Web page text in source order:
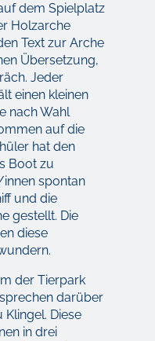
dem Spielplatz
Holzarche
Text zur Arche
Übersetzung,
Jeder
einen kleinen
nach Wahl
auf die
hat den
Boot zu
spontan
und die
gestellt. Die
diese
der Tierpark
darüber
Diese
in drei